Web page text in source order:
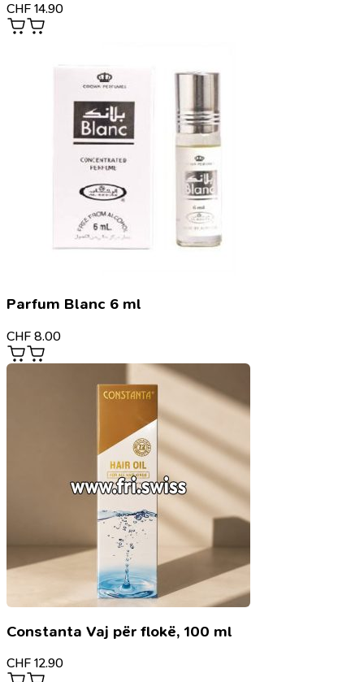
CHF 14.90
Parfum Blanc 6 ml
CHF 8.00
Constanta Vaj për flokë, 100 ml
CHF 12.90